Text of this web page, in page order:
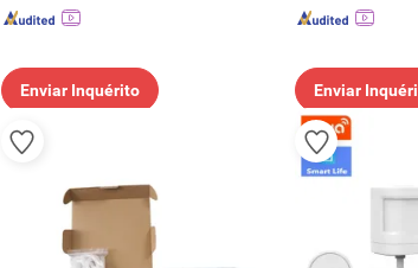
Enviar Inquérito Enviar